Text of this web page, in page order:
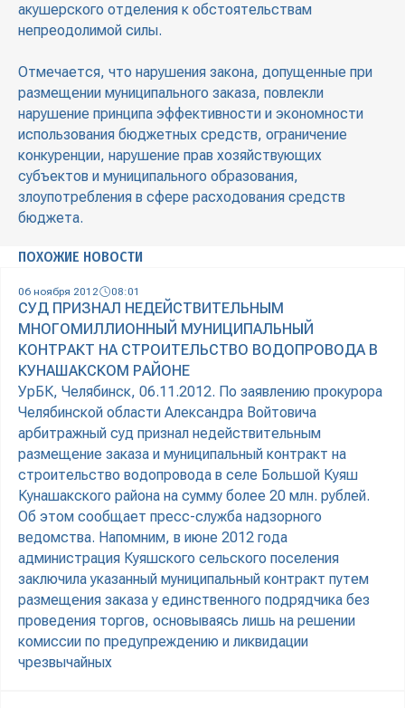
акушерского отделения к обстоятельствам
непреодолимой силы.
Отмечается, что нарушения закона, допущенные при
размещении муниципального заказа, повлекли
нарушение принципа эффективности и экономности
использования бюджетных средств, ограничение
конкуренции, нарушение прав хозяйствующих
субъектов и муниципального образования,
злоупотребления в сфере расходования средств
бюджета.
ПОХОЖИЕ НОВОСТИ
06 ноября 2012 08:01
СУД ПРИЗНАЛ НЕДЕЙСТВИТЕЛЬНЫМ
МНОГОМИЛЛИОННЫЙ МУНИЦИПАЛЬНЫЙ
КОНТРАКТ НА СТРОИТЕЛЬСТВО ВОДОПРОВОДА В
КУНАШАКСКОМ РАЙОНЕ
УрБК, Челябинск, 06.11.2012. По заявлению прокурора
Челябинской области Александра Войтовича
арбитражный суд признал недействительным
размещение заказа и муниципальный контракт на
строительство водопровода в селе Большой Куяш
Кунашакского района на сумму более 20 млн. рублей.
Об этом сообщает пресс-служба надзорного
ведомства. Напомним, в июне 2012 года
администрация Куяшского сельского поселения
заключила указанный муниципальный контракт путем
размещения заказа у единственного подрядчика без
проведения торгов, основываясь лишь на решении
комиссии по предупреждению и ликвидации
чрезвычайных